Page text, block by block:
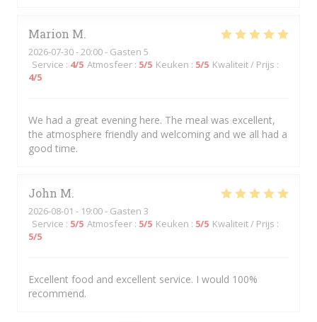
Marion M
2026-07-30- 20:00 - Gasten 5
Service : 4/5 Atmosfeer : 5/5 Keuken : 5/5 Kwaliteit / Prijs :
4/5
We had a great evening here. The meal was excellent,
the atmosphere friendly and welcoming and we all had a
good time.
John M
2026-08-01 - 19:00 - Gasten 3
Service : 5/5 Atmosfeer : 5/5 Keuken : 5/5 Kwaliteit / Prijs :
5/5
Excellent food and excellent service. I would 100%
recommend.